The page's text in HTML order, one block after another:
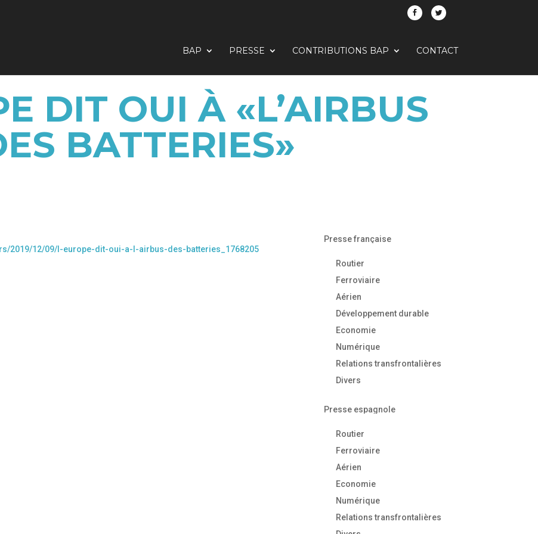
BAP PRESSE CONTRIBUTIONS BAP CONTACT
DIT OUI À «L’AIRBUS
BATTERIES»
2019/12/09/l-europe-dit-oui-a-l-airbus-des-batteries_1768205
Presse française
Routier
Ferroviaire
Aérien
Développement durable
Economie
Numérique
Relations transfrontalières
Divers
Presse espagnole
Routier
Ferroviaire
Aérien
Economie
Numérique
Relations transfrontalières